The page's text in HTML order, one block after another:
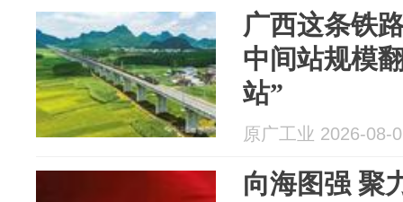
广西这条铁
中间站规模
站”
原广工业 2026-08-
向海图强 聚